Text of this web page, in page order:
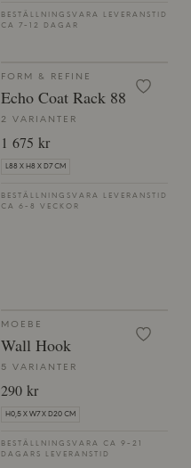
BESTÄLLNINGSVARA LEVERANSTID
CA 7-12 DAGAR
FORM & REFINE
Echo Coat Rack 88
2 VARIANTER
1 675 kr
L88 X H8 X D7 CM
BESTÄLLNINGSVARA LEVERANSTID
CA 6-8 VECKOR
MOEBE
Wall Hook
5 VARIANTER
290 kr
H0,5 X W7 X D20 CM
BESTÄLLNINGSVARA CA 9-21
DAGARS LEVERANSTID